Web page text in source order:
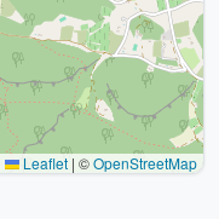
Leaflet | ©OpenStreetMap